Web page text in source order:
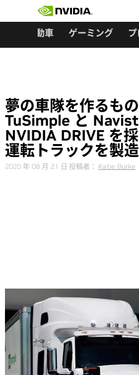
自動車 ゲーミング プ
夢の車隊を作るもの
TuSimple と
NVIDIA DRIVE を
運転トラックを製造
2020 年 08 月 21 日 投稿者： Katie Burke
Share